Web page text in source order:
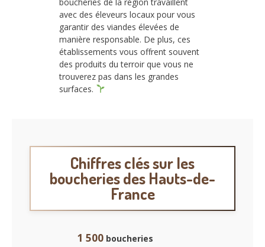
avec des éleveurs locaux pour vous
garantir des viandes élevées de
manière responsable. De plus, ces
établissements vous offrent souvent
des produits du terroir que vous ne
trouverez pas dans les grandes
surfaces.
Chiffres clés sur les
boucheries des Hauts-de-
France
1 500 boucheries